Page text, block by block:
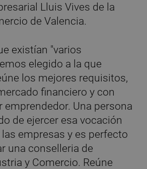
Lluis Vives de la
de Valencia.
existían "varios
elegido a la que
los mejores requisitos,
financiero y con
emprendedor. Una persona
de ejercer esa vocación
empresas y es perfecto
una conselleria de
y Comercio. Reúne